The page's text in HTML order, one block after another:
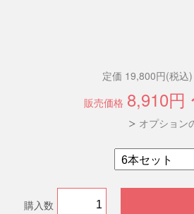
定価 19,800円(税込
販売価格 8,910円
オプション
購入数